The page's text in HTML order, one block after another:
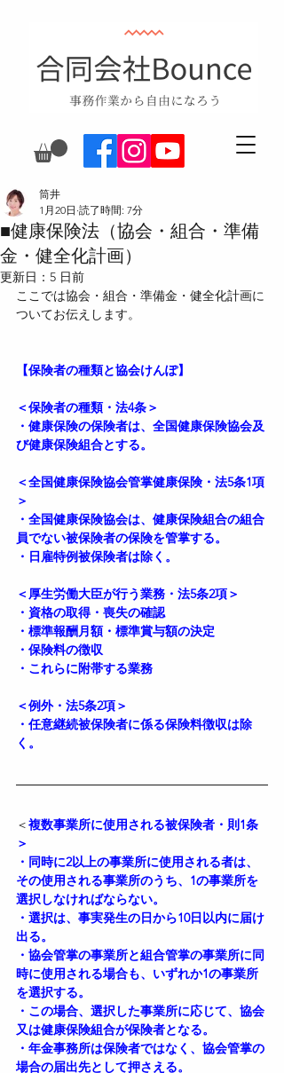
■健康保険法（協会・組合・準備
金・健全化計画）
筒井
1月20日 読了時間: 7分
更新日： 5 日前
ここでは協会・組合・準備金・健全化計画に
ついてお伝えします。
【保険者の種類と協会けんぽ】
＜保険者の種類・法4条＞
・健康保険の保険者は、全国健康保険協会及
び健康保険組合とする。
＜全国健康保険協会管掌健康保険・法5条1項
＞
・全国健康保険協会は、健康保険組合の組合
員でない被保険者の保険を管掌する。
・日雇特例被保険者は除く。
＜厚生労働大臣が行う業務・法5条2項＞
・資格の取得・喪失の確認
・標準報酬月額・標準賞与額の決定
・保険料の徴収
・これらに附帯する業務
＜例外・法5条2項＞
・任意継続被保険者に係る保険料徴収は除
く。
＜複数事業所に使用される被保険者・則1条
＞
・同時に2以上の事業所に使用される者は、
その使用される事業所のうち、1の事業所を
選択しなければならない。
・選択は、事実発生の日から10日以内に届け
出る。
・協会管掌の事業所と組合管掌の事業所に同
時に使用される場合も、いずれか1の事業所
を選択する。
・この場合、選択した事業所に応じて、協会
又は健康保険組合が保険者となる。
・年金事務所は保険者ではなく、協会管掌の
場合の届出先として押さえる。